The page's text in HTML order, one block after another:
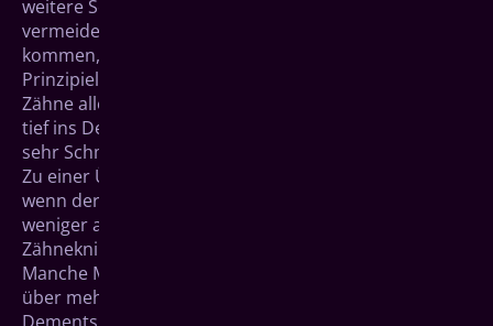
weitere Schäden an Zähnen und Zahnhalteapparat zu
vermeiden. Daher sollten Sie immer in unsere Praxis
kommen, wenn Sie unter Zahnschmerzen leiden.
Prinzipiell kann hinter einer Überempfindlichkeit der
Zähne allerdings auch eine Karies stecken, die schon
tief ins Dentin hineinreicht oder eine Entzündung des
sehr Schmerz empfindlichen Zahnmarks selbst.
Zu einer Überempfindlichkeit kann es auch kommen,
wenn der Zahnschmelz der Kauflächen mehr oder
weniger abgerieben ist, zum Beispiel durch
Zähneknirschen.
Manche Menschen verfügen sogar von Natur aus
über mehr und größere Dentinkanäle.